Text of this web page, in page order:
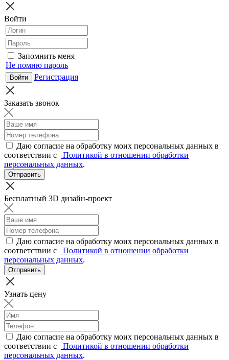
Войти
Запомнить меня
Не помню пароль
Регистрация
Заказать звонок
Даю согласие на обработку моих персональных данных в
соответствии с
Политикой в отношении обработки
персональных данных.
Отправить
Бесплатный 3D дизайн-проект
Даю согласие на обработку моих персональных данных в
соответствии с
Политикой в отношении обработки
персональных данных.
Отправить
Узнать цену
Даю согласие на обработку моих персональных данных в
соответствии с
Политикой в отношении обработки
персональных данных.